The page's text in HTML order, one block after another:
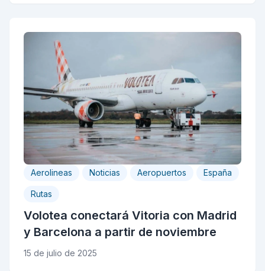
Aerolineas Noticias Aeropuertos España
Rutas
Volotea conectará Vitoria con Madrid
y Barcelona a partir de noviembre
15 de julio de 2025